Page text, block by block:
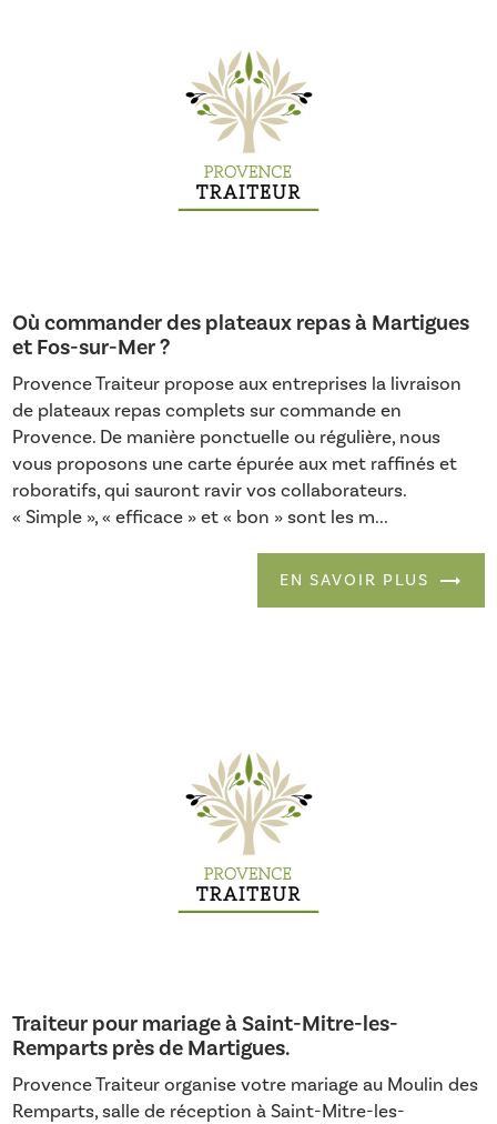
Où commander des plateaux repas à Martigues
et Fos-sur-Mer ?
Provence Traiteur propose aux entreprises la livraison
de plateaux repas complets sur commande en
Provence. De manière ponctuelle ou régulière, nous
vous proposons une carte épurée aux met raffinés et
roboratifs, qui sauront ravir vos collaborateurs.
« Simple », « efficace » et « bon » sont les m...
EN SAVOIR PLUS
Traiteur pour mariage à Saint-Mitre-les-
Remparts près de Martigues.
Provence Traiteur organise votre mariage au Moulin des
Remparts, salle de réception à Saint-Mitre-les-